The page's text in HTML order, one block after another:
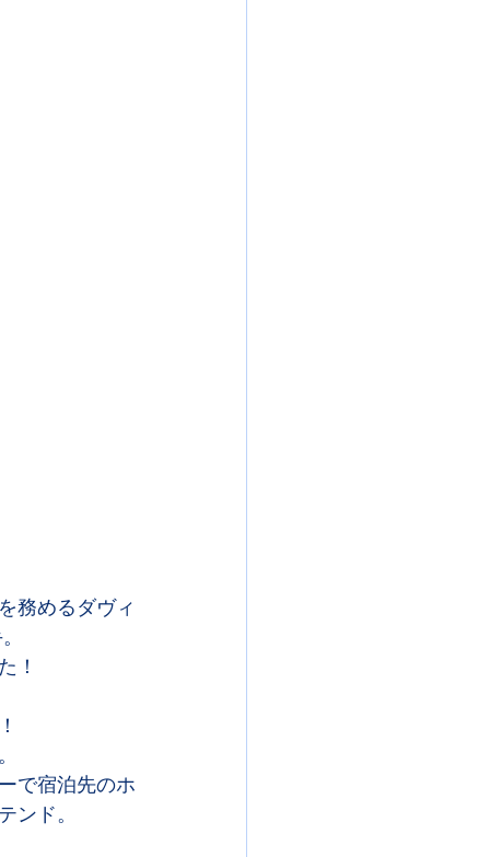
務めるダヴィ
！
で宿泊先のホ
ド。